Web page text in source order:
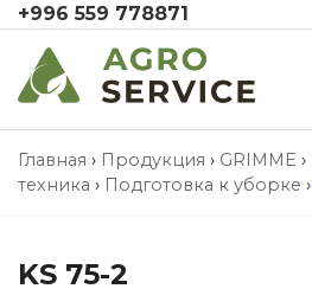
+996 559 778871
Главная › Продукция › GRIMME ›
техника › Подготовка к уборке ›
KS 75-2